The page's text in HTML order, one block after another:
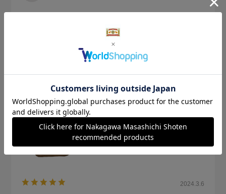
バッグパックで旅行する事が多いので購入しました。軽いの
にしっかりした作りで満足しています。
2024.3.6